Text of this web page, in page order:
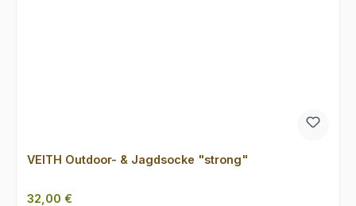
VEITH Outdoor- & Jagdsocke "strong"
Regulärer Preis:
32,00 €